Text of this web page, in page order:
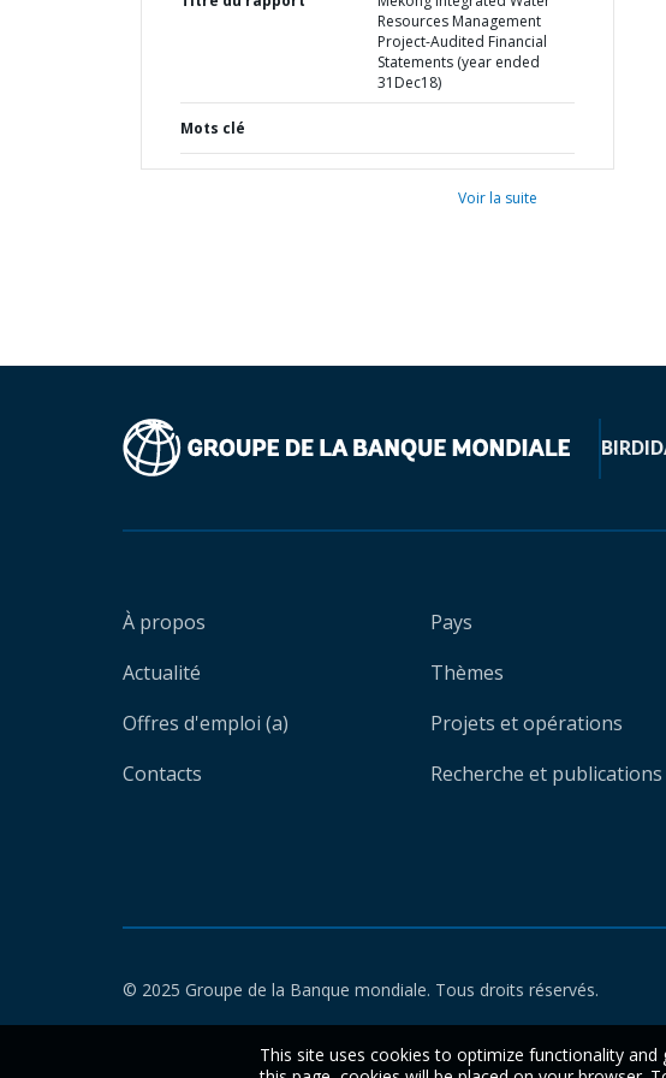
Resources Management
Project-Audited Financial
Statements (year ended
31Dec18)
Mots clé
Voir la suite
BIRD
À propos
Actualité
Offres d'emploi (a)
Contacts
Pays
Thèmes
Projets et opérations
Recherche et publications
© 2025 Groupe de la Banque mondiale. Tous droits réservés.
This site uses cookies to optimize functionality